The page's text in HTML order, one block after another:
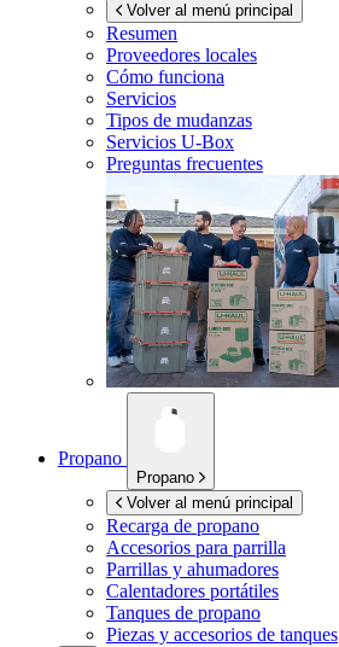
Volver al menú principal
Resumen
Proveedores locales
Cómo funciona
Servicios
Tipos de mudanzas
Servicios U-Box
Preguntas frecuentes
Propano
Propano
Volver al menú principal
Recarga de propano
Accesorios para parrilla
Parrillas y ahumadores
Calentadores portátiles
Tanques de propano
Piezas y accesorios de tanques